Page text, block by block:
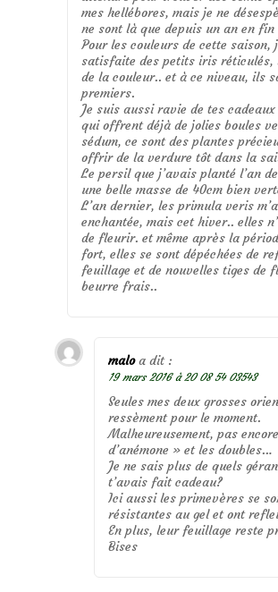
mes hellébores, mais je ne
ne sont là que depuis un an en fin
Pour les couleurs de cette saison,
satisfaite des petits iris réticulés,
de la couleur.. et à ce niveau, ils
premiers.
Je suis aussi ravie de tes
qui offrent déjà de jolies boules
sédum, ce sont des plantes
offrir de la verdure tôt dans la
Le persil que j’avais planté l’an
une belle masse de 40cm bien
L’an dernier, les primula veris
enchantée, mais cet hiver.. elles
de fleurir. et même après la
fort, elles se sont dépéchées de
feuillage et de nouvelles tiges de
beurre frais..
malo a dit :
19 mars 2016 à 20 08 54 03543
Seules mes deux grosses
ressèment pour le moment.
Malheureusement, pas
d’anémone » et les doubles…
Je ne sais plus de quels
t’avais fait cadeau?
Ici aussi les primevères se
résistantes au gel et ont
En plus, leur feuillage reste
Bises